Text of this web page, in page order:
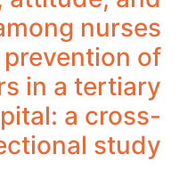
nurses
of
in a tertiary
a cross-
study